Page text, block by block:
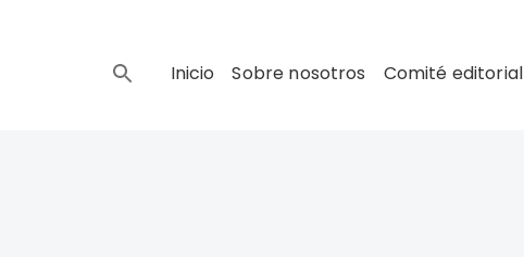
Inicio Sobre nosotros Comité editorial